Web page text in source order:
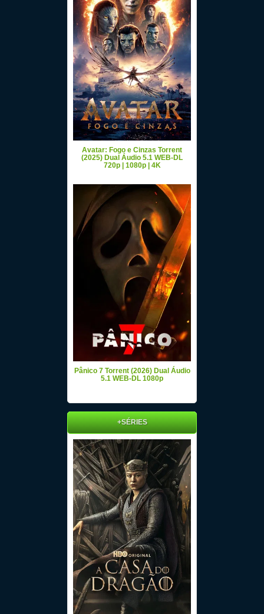
Avatar: Fogo e Cinzas Torrent
(2025) Dual Áudio 5.1 WEB-DL
720p | 1080p | 4K
Pânico 7 Torrent (2026) Dual Áudio
5.1 WEB-DL 1080p
+SÉRIES